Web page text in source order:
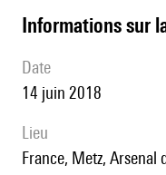
informations sur
date
14 juin 2018
lieu
France, Metz, Arsenal